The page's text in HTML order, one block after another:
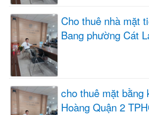
Cho thuê nhà mặt
Bang phường Cát
cho thuê mặt bằng
Hoàng Quận 2